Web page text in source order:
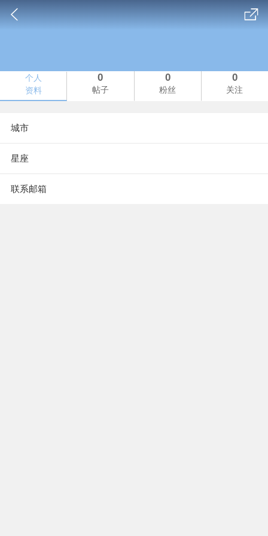
个人
资料
0
帖子
0
粉丝
0
关注
城市
星座
联系邮箱